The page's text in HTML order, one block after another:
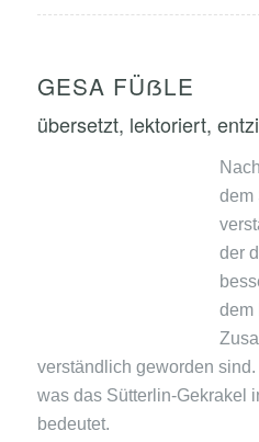
GESA FÜẞLE
übersetzt, lektoriert,
dem
der
dem
verständlich geworden
was das Sütterlin-Gekrakel
bedeutet.